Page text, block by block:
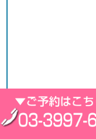
前回は、歯周病
である「レッド